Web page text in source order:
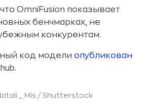
OmniFusion показывает
бенчмарках, не
конкурентам.
код модели опубликован
_ Mis / Shutterstock